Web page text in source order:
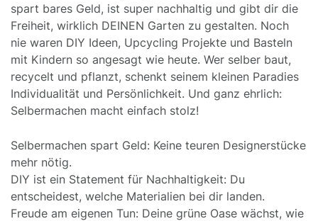
spart bares Geld, ist super nachhaltig und gibt dir die
Freiheit, wirklich DEINEN Garten zu gestalten. Noch
nie waren DIY Ideen, Upcycling Projekte und Basteln
mit Kindern so angesagt wie heute. Wer selber baut,
recycelt und pflanzt, schenkt seinem kleinen Paradies
Individualität und Persönlichkeit. Und ganz ehrlich:
Selbermachen macht einfach stolz!
Selbermachen spart Geld: Keine teuren Designerstücke
mehr nötig.
DIY ist ein Statement für Nachhaltigkeit: Du
entscheidest, welche Materialien bei dir landen.
Freude am eigenen Tun: Deine grüne Oase wächst, wie